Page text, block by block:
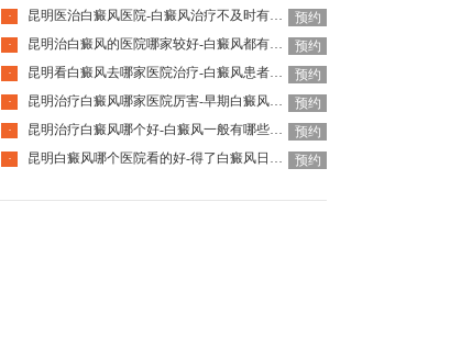
·
昆明医治白癜风医院-白癜风治疗不及时有什么后果
预约
·
昆明治白癜风的医院哪家较好-白癜风都有哪些时期呢
预约
·
昆明看白癜风去哪家医院治疗-白癜风患者平时哪些护理要注意
预约
·
昆明治疗白癜风哪家医院厉害-早期白癜风该怎么应对呢
预约
·
昆明治疗白癜风哪个好-白癜风一般有哪些症状表现呢
预约
·
昆明白癜风哪个医院看的好-得了白癜风日常该注意些什么 预约